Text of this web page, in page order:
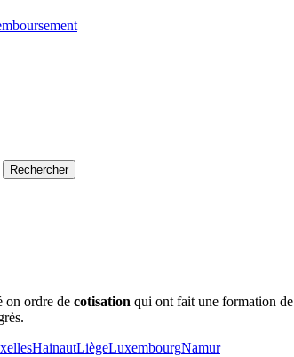
on ordre de cotisation qui ont fait une formation de
HainautLiègeLuxembourgNamur